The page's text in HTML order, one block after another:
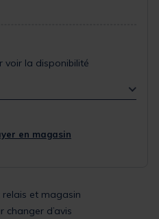
voir la disponibilité
en magasin
et magasin
changer d’avis